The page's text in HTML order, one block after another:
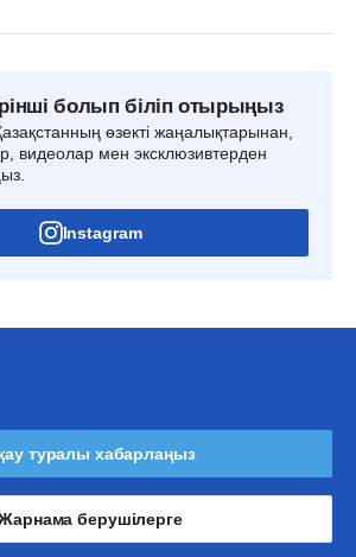
болып біліп отырыңыз
өзекті жаңалықтарынан,
видеолар мен эксклюзивтерден
Instagram
туралы хабарлаңыз
берушілерге